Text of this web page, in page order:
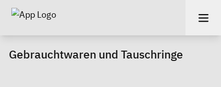
Gebrauchtwaren und Tauschringe